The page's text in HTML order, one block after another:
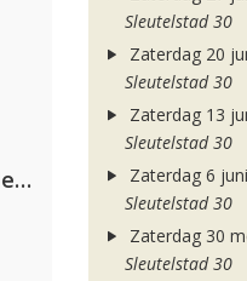
Nathan Dawe, Joel Corry & Ella Henderson
Sleutelstad 30
Zaterdag 20
Sleutelstad 30
Zaterdag 13
Sleutelstad 30
Zaterdag 6
Sleutelstad 30
Zaterdag 30
Sleutelstad 30